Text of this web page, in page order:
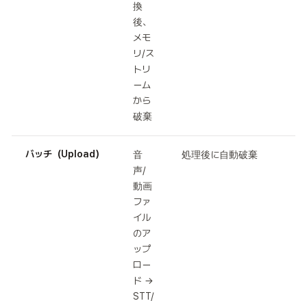
換
後、
メモ
リ/ス
トリ
ーム
から
破棄
バッチ（Upload）
音
声/
動画
ファ
イル
のア
ップ
ロー
ド →
STT/
処理後に自動破棄